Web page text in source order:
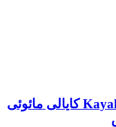
Kayali – Maui in a Bottle Sweet Banana کایالی مائوئی